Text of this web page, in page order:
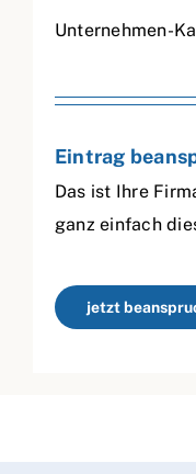
Unternehmen-
Eintrag
Das ist Ihre
ganz einfach
jetzt